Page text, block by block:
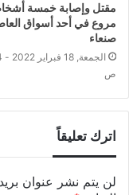
مقتل وإصابة خمسة
مروع في أحد أسواق
صنعاء
ص
اترك تعليقاً
لن يتم نشر عنوان